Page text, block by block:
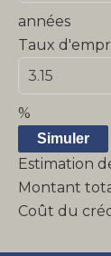
années
Taux
%
Simuler
Estimation
Montant
Coût du